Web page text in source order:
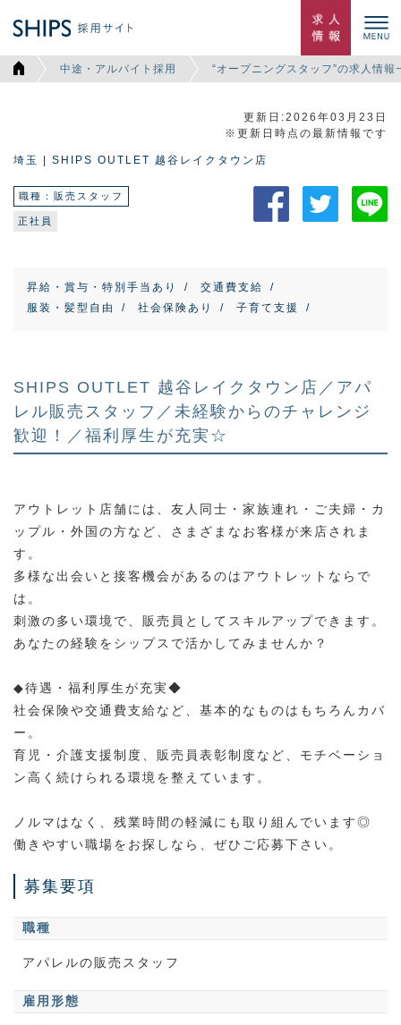
中途・アルバイト採用 “オープニングスタッフ”の求人情報
更新日:2026年03月23日
※更新日時点の最新情報です
埼玉 | SHIPS OUTLET 越谷レイクタウン店
職種：販売スタッフ
正社員
昇給・賞与・特別手当あり
交通費支給
服装・髪型自由
社会保険あり 子育て支援
SHIPS OUTLET 越谷レイクタウン店／アパ
レル販売スタッフ／未経験からのチャレンジ
歓迎！／福利厚生が充実☆
アウトレット店舗には、友人同士・家族連れ・ご夫婦・カ
ップル・外国の方など、さまざまなお客様が来店されま
す。
多様な出会いと接客機会があるのはアウトレットならで
は。
刺激の多い環境で、販売員としてスキルアップできます。
あなたの経験をシップスで活かしてみませんか？
◆待遇・福利厚生が充実◆
社会保険や交通費支給など、基本的なものはもちろんカバ
ー。
育児・介護支援制度、販売員表彰制度など、モチベーショ
ン高く続けられる環境を整えています。
ノルマはなく、残業時間の軽減にも取り組んでいます◎
働きやすい職場をお探しなら、ぜひご応募下さい。
募集要項
職種
アパレルの販売スタッフ
雇用形態